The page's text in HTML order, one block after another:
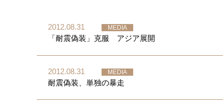
2012.08.31 MEDIA
「耐震偽装」克服 アジア展開
2012.08.31 MEDIA
耐震偽装、単独の暴走